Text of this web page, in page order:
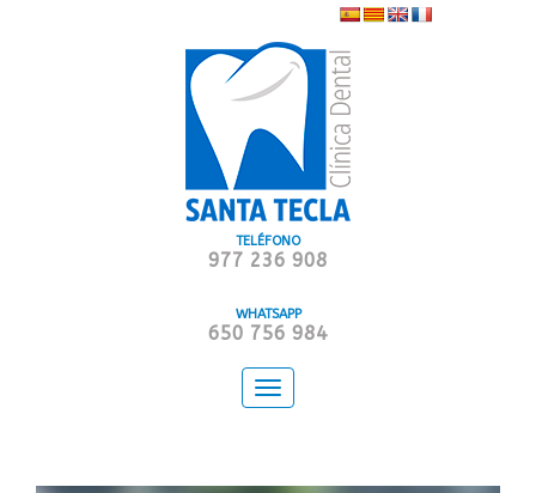
TELÉFONO
977 236 908
WHATSAPP
650 756 984
Toggle